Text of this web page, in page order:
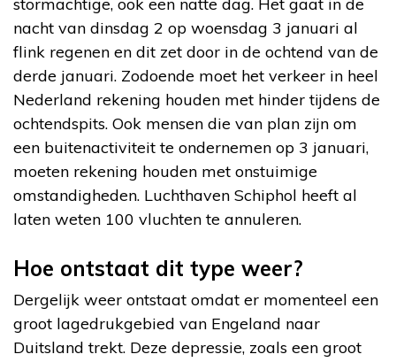
nacht van dinsdag 2 op woensdag 3 januari al
flink regenen en dit zet door in de ochtend van de
derde januari. Zodoende moet het verkeer in heel
Nederland rekening houden met hinder tijdens de
ochtendspits. Ook mensen die van plan zijn om
een buitenactiviteit te ondernemen op 3 januari,
moeten rekening houden met onstuimige
omstandigheden. Luchthaven Schiphol heeft al
laten weten 100 vluchten te annuleren.
Hoe ontstaat dit type weer?
Dergelijk weer ontstaat omdat er momenteel een
groot lagedrukgebied van Engeland naar
Duitsland trekt. Deze depressie, zoals een groot